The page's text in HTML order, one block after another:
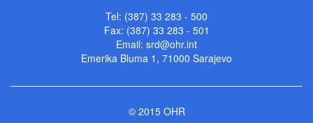
Tel: (387) 33 283 - 500
Fax: (387) 33 283 - 501
Email: srd@ohr.int
Emerika Bluma 1, 71000 Sarajevo
© 2015 OHR